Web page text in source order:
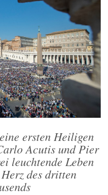
ersten Heiligen
Acutis und Pier
leuchtende Leben
des dritten